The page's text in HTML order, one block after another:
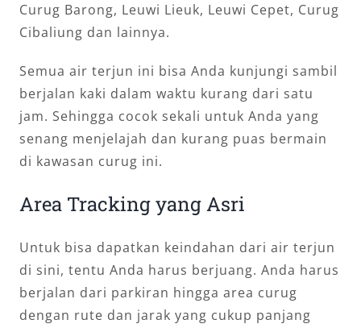
Curug Barong, Leuwi Lieuk, Leuwi Cepet, Curug
Cibaliung dan lainnya.
Semua air terjun ini bisa Anda kunjungi sambil
berjalan kaki dalam waktu kurang dari satu
jam. Sehingga cocok sekali untuk Anda yang
senang menjelajah dan kurang puas bermain
di kawasan curug ini.
Area Tracking yang Asri
Untuk bisa dapatkan keindahan dari air terjun
di sini, tentu Anda harus berjuang. Anda harus
berjalan dari parkiran hingga area curug
dengan rute dan jarak yang cukup panjang